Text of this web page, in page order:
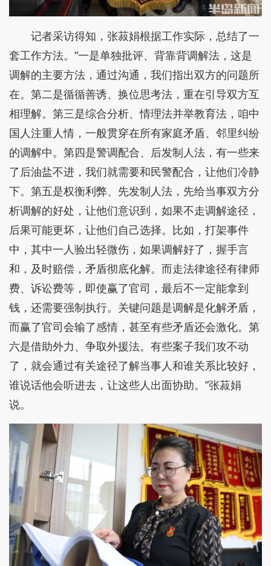
记者采访得知，张菽娟根据工作实际，总结了一
套工作方法。“一是单独批评、背靠背调解法，这是
调解的主要方法，通过沟通，我们指出双方的问题所
在。第二是循循善诱、换位思考法，重在引导双方互
相理解。第三是综合分析、情理法并举教育法，咱中
国人注重人情，一般贯穿在所有家庭矛盾、邻里纠纷
的调解中。第四是警调配合、后发制人法，有一些来
了后油盐不进，我们就需要和民警配合，让他们冷静
下。第五是权衡利弊、先发制人法，先给当事双方分
析调解的好处，让他们意识到，如果不走调解途径，
后果可能更坏，让他们自己选择。比如，打架事件
中，其中一人验出轻微伤，如果调解好了，握手言
和，及时赔偿，矛盾彻底化解。而走法律途径有律师
费、诉讼费等，即使赢了官司，最后不一定能拿到
钱，还需要强制执行。关键问题是调解是化解矛盾，
而赢了官司会输了感情，甚至有些矛盾还会激化。第
六是借助外力、争取外援法。有些案子我们攻不动
了，就会通过有关途径了解当事人和谁关系比较好，
谁说话他会听进去，让这些人出面协助。”张菽娟
说。